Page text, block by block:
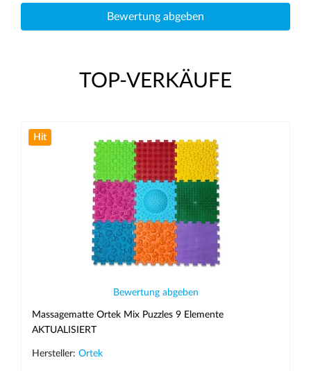
Bewertung abgeben
TOP-VERKÄUFE
Hit
Bewertung abgeben
Massagematte Ortek Mix Puzzles 9 Elemente
AKTUALISIERT
Hersteller: Ortek